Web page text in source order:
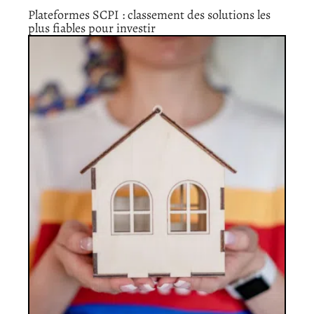
Plateformes SCPI : classement des solutions les
plus fiables pour investir